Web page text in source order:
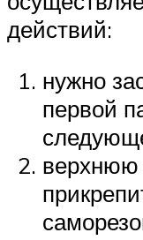
действий:
нужно
первой
верхнюю